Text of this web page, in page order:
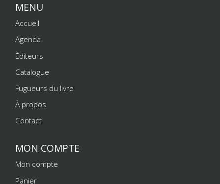
MENU
Accueil
Agenda
Éditeurs
Catalogue
Fugueurs du livre
À propos
Contact
MON COMPTE
Mon compte
Panier